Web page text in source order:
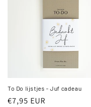
To Do lijstjes - Juf cadeau
Normale
€7,95 EUR